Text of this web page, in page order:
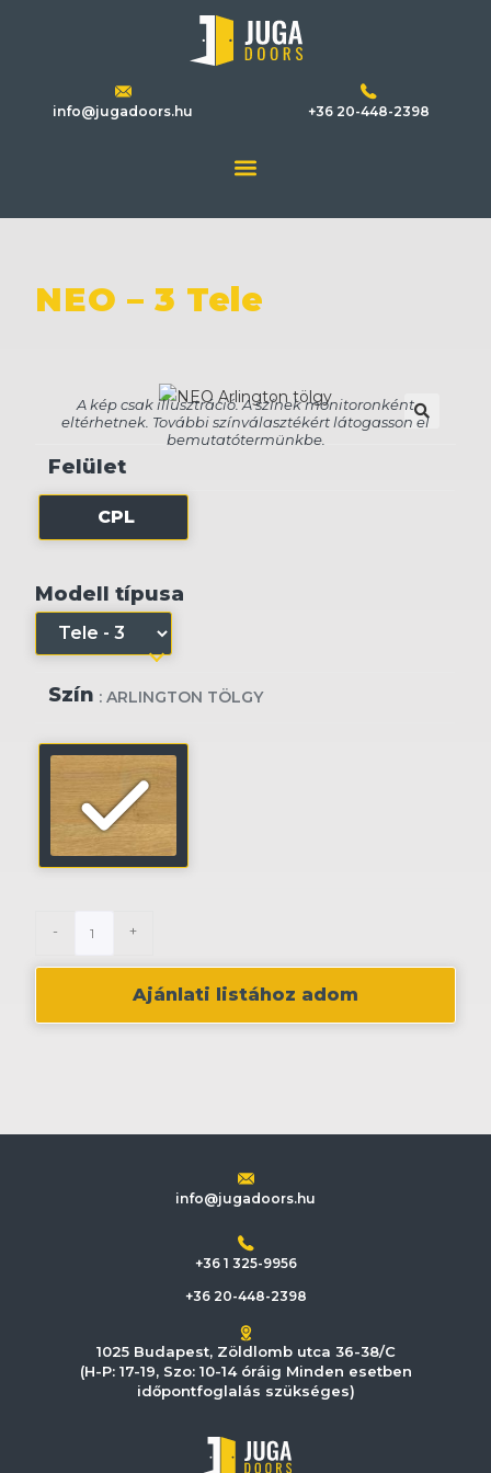
info@jugadoors.hu +36 20-448-2398
NEO – 3 Tele
Felület
CPL
Modell típusa
Szín : ARLINGTON TÖLGY
- +
Ajánlati listához adom
info@jugadoors.hu
+36 1 325-9956
+36 20-448-2398
1025 Budapest, Zöldlomb utca 36-38/C
(H-P: 17-19, Szo: 10-14 óráig Minden esetben
időpontfoglalás szükséges)